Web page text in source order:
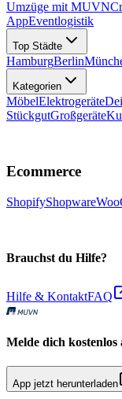
Umzüge mit MUVN
AppEventlogistik
Top Städte
HamburgBerlin
Kategorien
MöbelElektrogeräte
StückgutGroßgeräte
Ecommerce
ShopifyShopware
Brauchst du Hilfe?
Hilfe & KontaktFAQ
Melde dich kostenlos
App jetzt herunterladen